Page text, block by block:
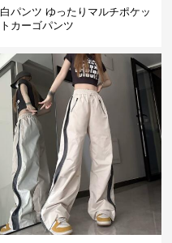
白パンツ ゆったりマルチポケッ
トカーゴパンツ